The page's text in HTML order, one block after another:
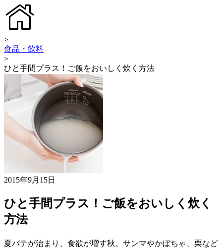
>
食品・飲料
>
ひと手間プラス！ご飯をおいしく炊く方法
2015年9月15日
ひと手間プラス！ご飯をおいしく炊く
方法
夏バテが治まり、食欲が増す秋。サンマやかぼちゃ、栗など